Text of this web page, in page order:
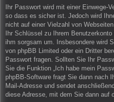
Ihr Passwort wird mit einer Einwege-
so dass es sicher ist. Jedoch wird
nicht auf einer Vielzahl von
Ihr Schlüssel zu Ihrem
ihm sorgsam um. Insbesondere wird
von phpBB Limited oder ein Dritter
Passwort fragen. Sollten Sie Ihr
Sie die Funktion „Ich habe mein
phpBB-Software fragt Sie dann nach
Mail-Adresse und sendet
diese Adresse, mit dem Sie dann auf